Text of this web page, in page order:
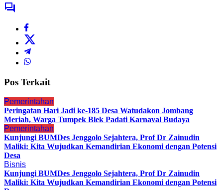
Pos Terkait
Pemerintahan
Peringatan Hari Jadi ke-185 Desa Watudakon Jombang
Meriah, Warga Tumpek Blek Padati Karnaval Budaya
Pemerintahan
Kunjungi BUMDes Jenggolo Sejahtera, Prof Dr Zainudin
Maliki: Kita Wujudkan Kemandirian Ekonomi dengan Potensi
Desa
Bisnis
Kunjungi BUMDes Jenggolo Sejahtera, Prof Dr Zainudin
Maliki: Kita Wujudkan Kemandirian Ekonomi dengan Potensi